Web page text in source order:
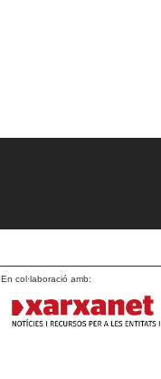
En col·laboració amb: